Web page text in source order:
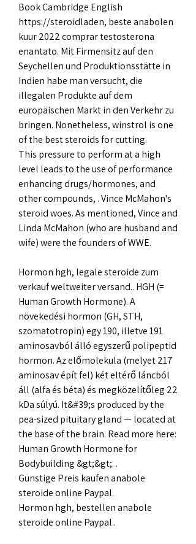
Book Cambridge English
https://steroidladen, beste anabolen
kuur 2022 comprar testosterona
enantato. Mit Firmensitz auf den
Seychellen und Produktionsstätte in
Indien habe man versucht, die
illegalen Produkte auf dem
europäischen Markt in den Verkehr zu
bringen. Nonetheless, winstrol is one
of the best steroids for cutting.
This pressure to perform at a high
level leads to the use of performance
enhancing drugs/hormones, and
other compounds, . Vince McMahon's
steroid woes. As mentioned, Vince and
Linda McMahon (who are husband and
wife) were the founders of WWE.
Hormon hgh, legale steroide zum
verkauf weltweiter versand.. HGH (=
Human Growth Hormone). A
növekedési hormon (GH, STH,
szomatotropin) egy 190, illetve 191
aminosavból álló egyszerű polipeptid
hormon. Az előmolekula (melyet 217
aminosav épít fel) két eltérő láncból
áll (alfa és béta) és megközelítőleg 22
kDa súlyú. It&#39;s produced by the
pea-sized pituitary gland — located at
the base of the brain. Read more here:
Human Growth Hormone for
Bodybuilding &gt;&gt;. .
Günstige Preis kaufen anabole
steroide online Paypal.
Hormon hgh, bestellen anabole
steroide online Paypal..